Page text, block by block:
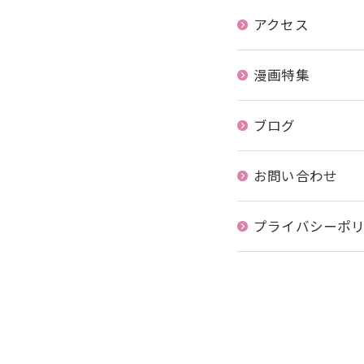
アクセス
漫画特集
ブログ
お問い合わせ
プライバシーポ